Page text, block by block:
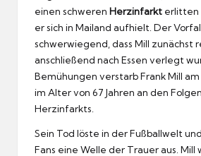
einen schweren Herzinfarkt erlitten
er sich in Mailand aufhielt. Der
schwerwiegend, dass Mill zunächst
anschließend nach Essen verlegt
Bemühungen verstarb Frank Mill
im Alter von 67 Jahren an den
Herzinfarkts.
Sein Tod löste in der Fußballwelt
Fans eine Welle der Trauer aus. Mill